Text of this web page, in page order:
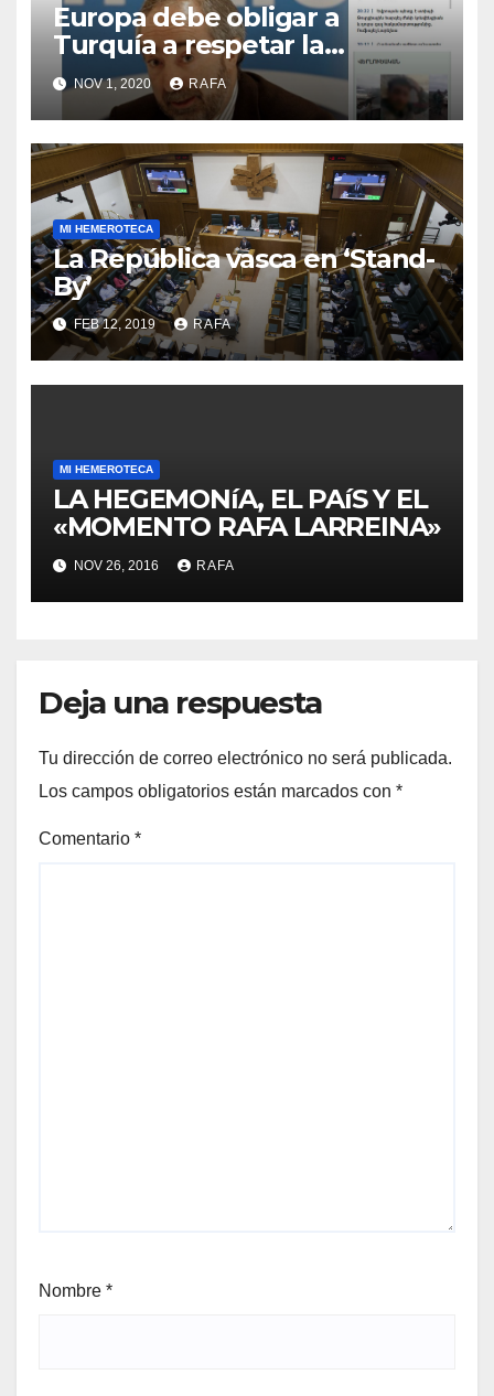
Europa debe obligar a
Turquí­a a respetar la
Convención de la ONU y
retirarse del conflicto.
NOV 1, 2020 RAFA
MI HEMEROTECA
La República vasca en ‘Stand-
By’
FEB 12, 2019 RAFA
MI HEMEROTECA
LA HEGEMONíA, EL PAíS Y EL
«MOMENTO RAFA LARREINA»
NOV 26, 2016 RAFA
Deja una respuesta
Tu dirección de correo electrónico no será publicada.
Los campos obligatorios están marcados con *
Comentario *
Nombre *